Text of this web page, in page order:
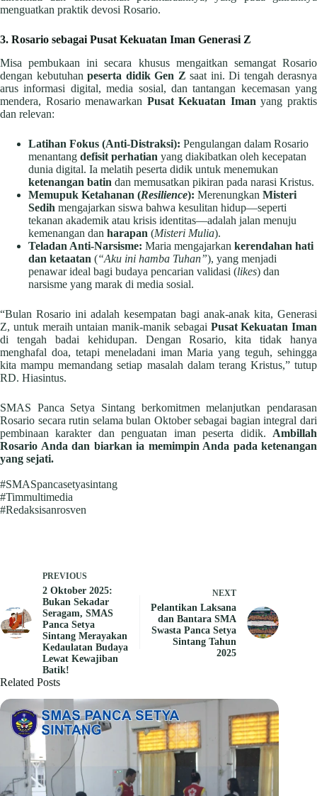
menguatkan praktik devosi Rosario.
3. Rosario sebagai Pusat Kekuatan Iman Generasi Z
Misa pembukaan ini secara khusus mengaitkan semangat Rosario
dengan kebutuhan peserta didik Gen Z saat ini. Di tengah derasnya
arus informasi digital, media sosial, dan tantangan kecemasan yang
mendera, Rosario menawarkan Pusat Kekuatan Iman yang praktis
dan relevan:
Latihan Fokus (Anti-Distraksi): Pengulangan dalam Rosario
menantang defisit perhatian yang diakibatkan oleh kecepatan
dunia digital. Ia melatih peserta didik untuk menemukan
ketenangan batin dan memusatkan pikiran pada narasi Kristus.
Memupuk Ketahanan (Resilience): Merenungkan Misteri
Sedih mengajarkan siswa bahwa kesulitan hidup—seperti
tekanan akademik atau krisis identitas—adalah jalan menuju
kemenangan dan harapan (Misteri Mulia).
Teladan Anti-Narsisme: Maria mengajarkan kerendahan hati
dan ketaatan (“Aku ini hamba Tuhan”), yang menjadi
penawar ideal bagi budaya pencarian validasi (likes) dan
narsisme yang marak di media sosial.
“Bulan Rosario ini adalah kesempatan bagi anak-anak kita, Generasi
Z, untuk meraih untaian manik-manik sebagai Pusat Kekuatan Iman
di tengah badai kehidupan. Dengan Rosario, kita tidak hanya
menghafal doa, tetapi meneladani iman Maria yang teguh, sehingga
kita mampu memandang setiap masalah dalam terang Kristus,” tutup
RD. Hiasintus.
SMAS Panca Setya Sintang berkomitmen melanjutkan pendarasan
Rosario secara rutin selama bulan Oktober sebagai bagian integral dari
pembinaan karakter dan penguatan iman peserta didik. Ambillah
Rosario Anda dan biarkan ia memimpin Anda pada ketenangan
yang sejati.
#SMASpancasetyasintang
#Timmultimedia
#Redaksisanrosven
PREVIOUS
2 Oktober 2025:
Bukan Sekadar
Seragam, SMAS
Panca Setya
Sintang Merayakan
Kedaulatan Budaya
Lewat Kewajiban
Batik!
NEXT
Pelantikan Laksana
dan Bantara SMA
Swasta Panca Setya
Sintang Tahun
2025
Related Posts